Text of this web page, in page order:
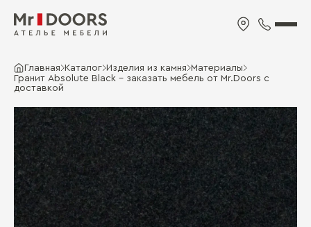
Главная Каталог Изделия из камня Материалы
Гранит Absolute Black - заказать мебель от Mr.Doors с
доставкой